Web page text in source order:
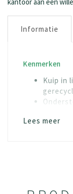
Informatie
Kenmerken
Kuip in
Glijders
Lees meer